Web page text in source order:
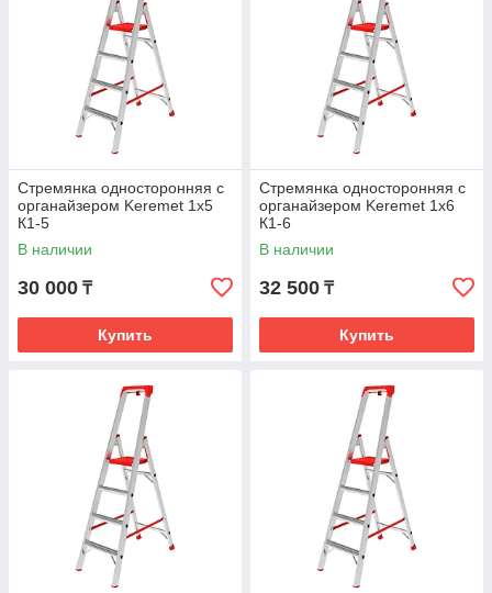
Стремянка односторонняя с
органайзером Keremet 1x5
К1-5
В наличии
30 000 ₸
Купить
Стремянка односторонняя с
органайзером Keremet 1x6
К1-6
В наличии
32 500 ₸
Купить